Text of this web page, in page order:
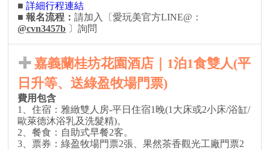
■詳細行程連結
■報名流程 ：請加入〔愛玩美官方LINE@：
@cvn3457b 〕詢問
嘉義蘭桂坊花園酒店｜1泊1食雙人(平
日升等、送綠盈牧場門票)
費用包含
1、住宿：雅緻雙人房-平日住宿1晚(1大床或2小床/浴缸/
歐萊德沐浴乳及洗髮精)。
2、餐食：自助式早餐2客。
3、票券：綠盈牧場門票2張、果然茶香觀光工廠門票2